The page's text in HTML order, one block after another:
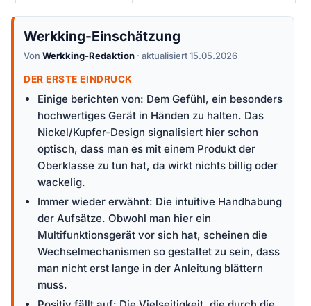
Werkking-Einschätzung
Von Werkking-Redaktion · aktualisiert 15.05.2026
DER ERSTE EINDRUCK
Einige berichten von: Dem Gefühl, ein besonders
hochwertiges Gerät in Händen zu halten. Das
Nickel/Kupfer-Design signalisiert hier schon
optisch, dass man es mit einem Produkt der
Oberklasse zu tun hat, da wirkt nichts billig oder
wackelig.
Immer wieder erwähnt: Die intuitive Handhabung
der Aufsätze. Obwohl man hier ein
Multifunktionsgerät vor sich hat, scheinen die
Wechselmechanismen so gestaltet zu sein, dass
man nicht erst lange in der Anleitung blättern
muss.